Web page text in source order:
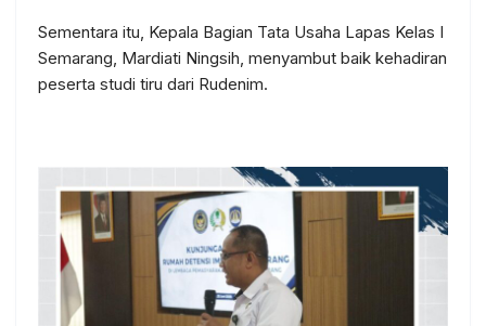
Sementara itu, Kepala Bagian Tata Usaha Lapas Kelas I
Semarang, Mardiati Ningsih, menyambut baik kehadiran
peserta studi tiru dari Rudenim.